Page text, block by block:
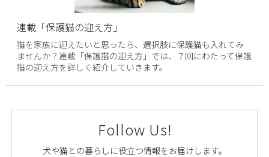
連載「保護猫の迎え方」
猫を家族に迎えたいと思ったら、選択肢に保護猫も入れてみ
ませんか？連載「保護猫の迎え方」では、７回にわたって保護
猫の迎え方を詳しく紹介していきます。
Follow Us!
犬や猫との暮らしに役立つ情報をお届けします。